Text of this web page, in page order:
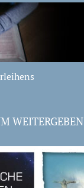
WEITERGEBEN